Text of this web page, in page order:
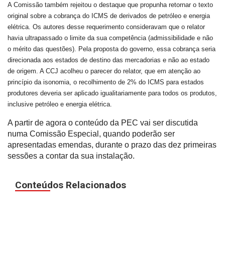
A Comissão também rejeitou o destaque que propunha retornar o texto
original sobre a cobrança do ICMS de derivados de petróleo e energia
elétrica. Os autores desse requerimento consideravam que o relator
havia ultrapassado o limite da sua competência (admissibilidade e não
o mérito das questões). Pela proposta do governo, essa cobrança seria
direcionada aos estados de destino das mercadorias e não ao estado
de origem. A CCJ acolheu o parecer do relator, que em atenção ao
princípio da isonomia, o recolhimento de 2% do ICMS para estados
produtores deveria ser aplicado igualitariamente para todos os produtos,
inclusive petróleo e energia elétrica.
A partir de agora o conteúdo da PEC vai ser discutida
numa Comissão Especial, quando poderão ser
apresentadas emendas, durante o prazo das dez primeiras
sessões a contar da sua instalação.
Conteúdos Relacionados